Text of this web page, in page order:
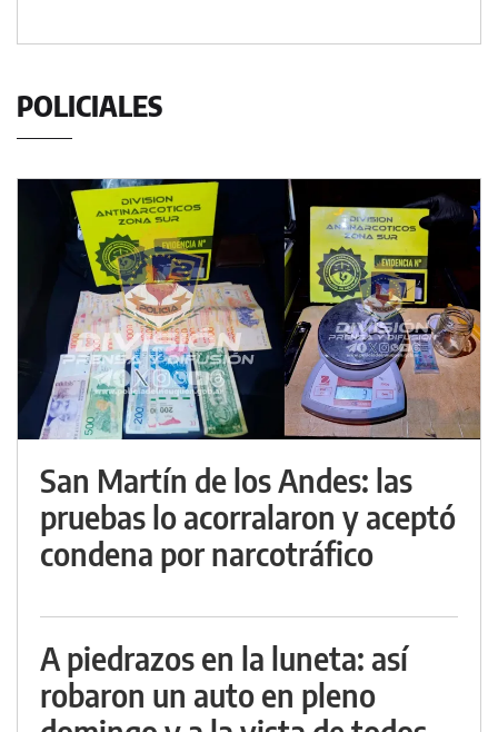
POLICIALES
San Martín de los Andes: las
pruebas lo acorralaron y aceptó
condena por narcotráfico
A piedrazos en la luneta: así
robaron un auto en pleno